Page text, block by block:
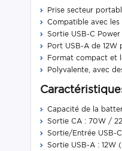
Prise secteur
Compatible avec
Sortie USB-C
Port USB-A de
Format compact et
Polyvalente, avec
Capacité de la
Sortie CA : 70W /
Sortie/Entrée USB-
Sortie USB-A : 12W